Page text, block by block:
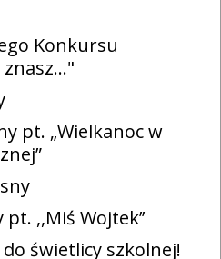
Konkursu
znasz…"
pt. „Wielkanoc w
,,Miś Wojtek’’
świetlicy szkolnej!